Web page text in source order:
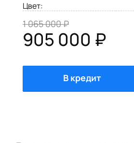
Цвет:
1 065 000 ₽
905 000 ₽
В кредит